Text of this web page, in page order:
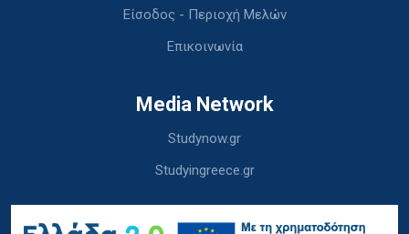
Είσοδος - Περιοχή Μελών
Επικοινωνία
Media Network
Studynow.gr
Studyingreece.gr